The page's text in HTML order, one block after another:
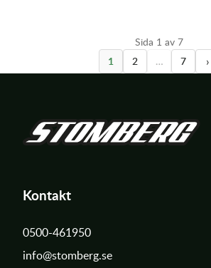
Sida 1 av 7
1
2 … 7 ›
Kontakt
0500-461950
info@stomberg.se